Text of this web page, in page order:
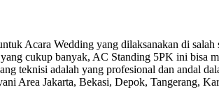
Acara Wedding yang dilaksanakan di
cukup banyak, AC Standing 5PK ini bisa
teknisi adalah yang profesional dan andal
Area Jakarta, Bekasi, Depok, Tangerang,